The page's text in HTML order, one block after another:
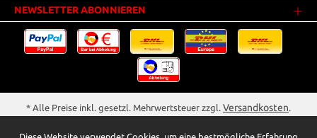
NEWSLETTER ABONNIEREN
* Alle Preise inkl. gesetzl. Mehrwertsteuer zzgl. Versandkosten.